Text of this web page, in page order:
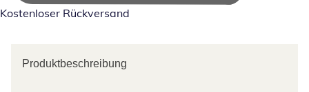
Kostenloser Rückversand
Produktbeschreibung